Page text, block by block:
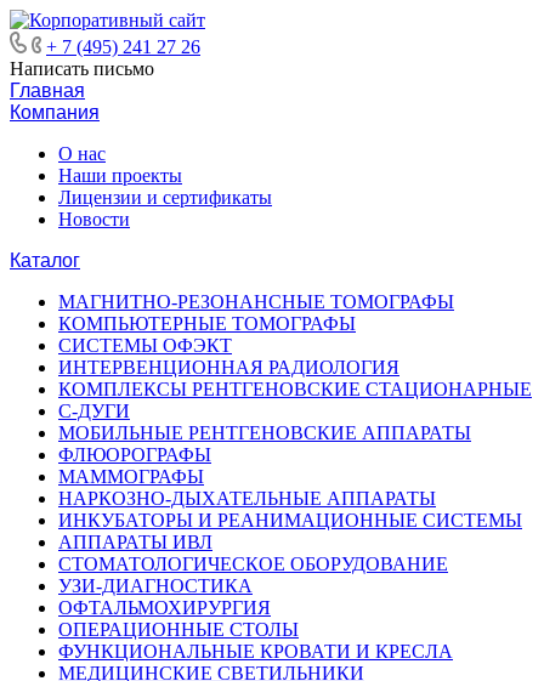
+ 7 (495) 241 27 26
Написать письмо
Главная
Компания
О нас
Наши проекты
Лицензии и сертификаты
Новости
Каталог
МАГНИТНО-РЕЗОНАНСНЫЕ ТОМОГРАФЫ
КОМПЬЮТЕРНЫЕ ТОМОГРАФЫ
СИСТЕМЫ ОФЭКТ
ИНТЕРВЕНЦИОННАЯ РАДИОЛОГИЯ
КОМПЛЕКСЫ РЕНТГЕНОВСКИЕ СТАЦИОНАРНЫЕ
С-ДУГИ
МОБИЛЬНЫЕ РЕНТГЕНОВСКИЕ АППАРАТЫ
ФЛЮОРОГРАФЫ
МАММОГРАФЫ
НАРКОЗНО-ДЫХАТЕЛЬНЫЕ АППАРАТЫ
ИНКУБАТОРЫ И РЕАНИМАЦИОННЫЕ СИСТЕМЫ
АППАРАТЫ ИВЛ
СТОМАТОЛОГИЧЕСКОЕ ОБОРУДОВАНИЕ
УЗИ-ДИАГНОСТИКА
ОФТАЛЬМОХИРУРГИЯ
ОПЕРАЦИОННЫЕ СТОЛЫ
ФУНКЦИОНАЛЬНЫЕ КРОВАТИ И КРЕСЛА
МЕДИЦИНСКИЕ СВЕТИЛЬНИКИ